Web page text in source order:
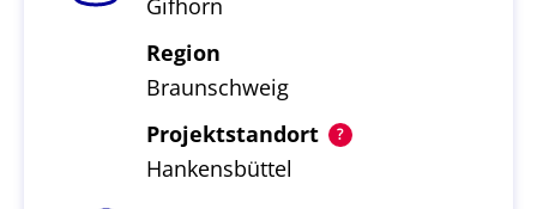
Gifhorn
Region
Braunschweig
Projektstandort
Hankensbüttel